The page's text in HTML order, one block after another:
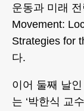
운동과 미래
Movement:
Strategies for
다.
이어 둘째 날
는 ‘박한식 교